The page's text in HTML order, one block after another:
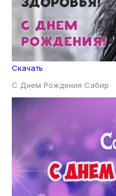
Скачать
С Днем Рождения Сабир